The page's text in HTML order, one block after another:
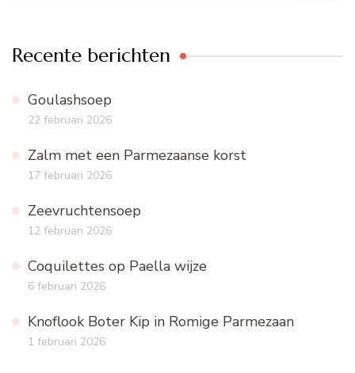
Recente berichten
Goulashsoep
22 februari 2026
Zalm met een Parmezaanse korst
17 februari 2026
Zeevruchtensoep
12 februari 2026
Coquilettes op Paella wijze
6 februari 2026
Knoflook Boter Kip in Romige Parmezaan
1 februari 2026